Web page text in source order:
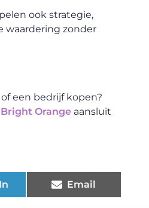
ook strategie,
waardering zonder
een bedrijf kopen?
Bright Orange aansluit
Email